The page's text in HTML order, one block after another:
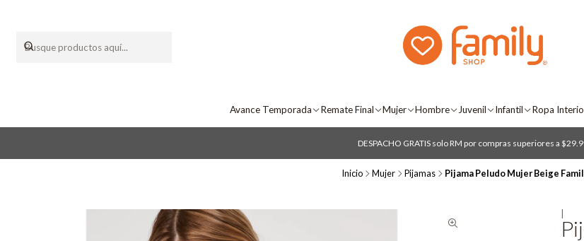
Avance Temporada Remate Final Mujer Hombre Juvenil Infantil Ropa
DESPACHO GRATIS solo RM por compras superiores a
Inicio Mujer Pijamas Pijama Peludo Mujer Beige